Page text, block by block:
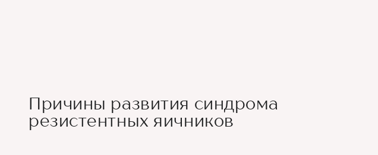
Причины развития синдрома
резистентных яичников